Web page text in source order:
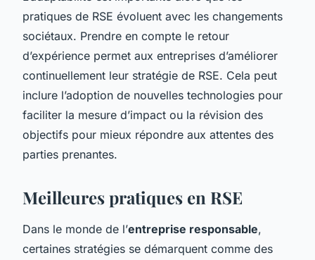
pratiques de RSE évoluent avec les changements
sociétaux. Prendre en compte le retour
d’expérience permet aux entreprises d’améliorer
continuellement leur stratégie de RSE. Cela peut
inclure l’adoption de nouvelles technologies pour
faciliter la mesure d’impact ou la révision des
objectifs pour mieux répondre aux attentes des
parties prenantes.
Meilleures pratiques en RSE
Dans le monde de l’entreprise responsable,
certaines stratégies se démarquent comme des